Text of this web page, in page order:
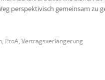
perspektivisch gemeinsam zu
ProA Vertragsverlängerung